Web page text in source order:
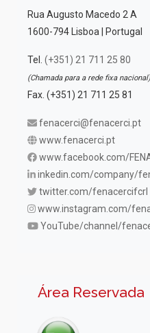
Rua Augusto Macedo 2 A
1600-794 Lisboa | Portugal
Tel. (+351) 21 711 25 80
(Chamada para a rede fixa nacional)
Fax. (+351) 21 711 25 81
fenacerci@fenacerci.pt
www.fenacerci.pt
www.facebook.com/
inkedin.com/company/
twitter.com/fenacercifcrl
www.instagram.com/
YouTube/channel/
Área Reservada